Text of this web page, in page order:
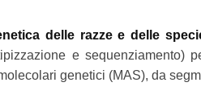
delle razze e delle
e
genetici (MAS), da